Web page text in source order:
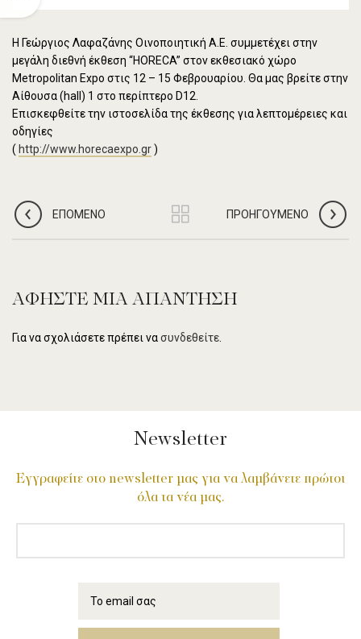
Η Γεώργιος Λαφαζάνης Οινοποιητική Α.Ε. συμμετέχει στην
μεγάλη διεθνή έκθεση “HORECA” στον εκθεσιακό χώρο
Metropolitan Expo στις 12 – 15 Φεβρουαρίου. Θα μας βρείτε στην
Αίθουσα (hall) 1 στο περίπτερο D12.
Επισκεφθείτε την ιστοσελίδα της έκθεσης για λεπτομέρειες και
οδηγίες
( http://www.horecaexpo.gr)
ΕΠΌΜΕΝΟ ΠΡΟΗΓΟΎΜΕΝΟ
ΑΦΉΣΤΕ ΜΙΑ ΑΠΆΝΤΗΣΗ
Για να σχολιάσετε πρέπει νασυνδεθείτε
Newsletter
Εγγραφείτε στο newsletter μας για να λαμβάνετε πρώτοι
όλα τα νέα μας.